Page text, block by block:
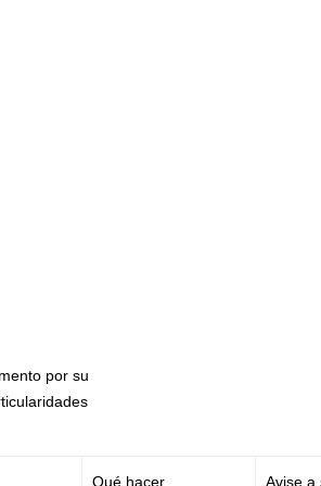
por su
Qué hacer Avise a